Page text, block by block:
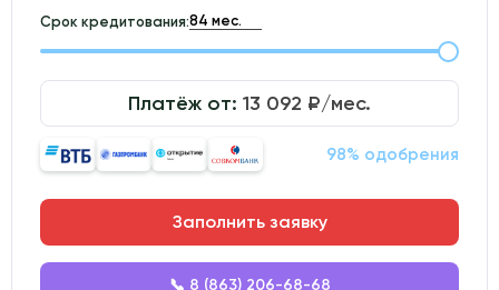
Срок кредитования:
Платёж от: 13 092 ₽/мес.
98% одобрения
Заполнить заявку
📞 8 (863) 206-68-68